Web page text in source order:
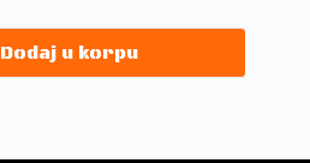
Dodaj u korpu